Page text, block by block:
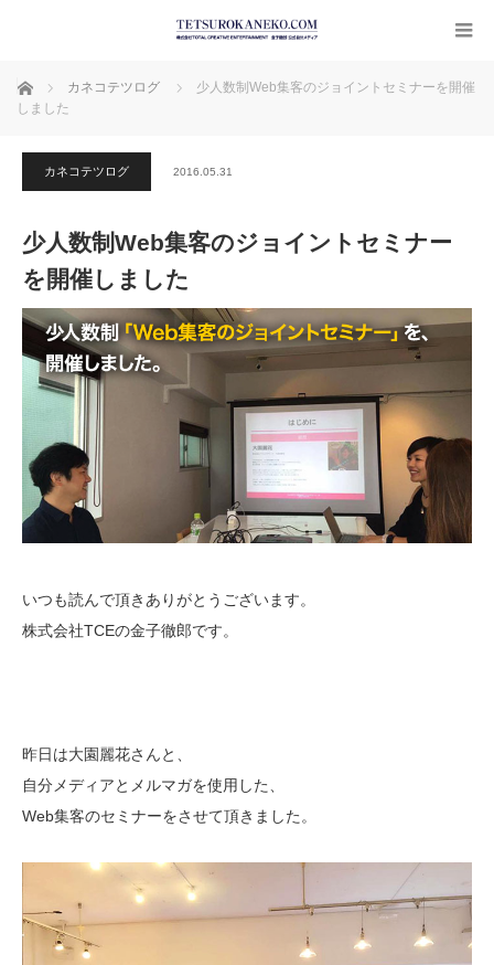
ホーム カネコテツログ
少人数制Web集客のジョイントセミナーを開催
しました
カネコテツログ 2016.05.31
少人数制Web集客のジョイントセミナー
を開催しました
いつも読んで頂きありがとうございます。
株式会社TCEの金子徹郎です。
昨日は大園麗花さんと、
自分メディアとメルマガを使用した、
Web集客のセミナーをさせて頂きました。